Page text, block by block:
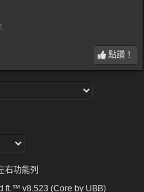
.
點讚！
右功能列
ft.™ v8.523 (Core by UBB)